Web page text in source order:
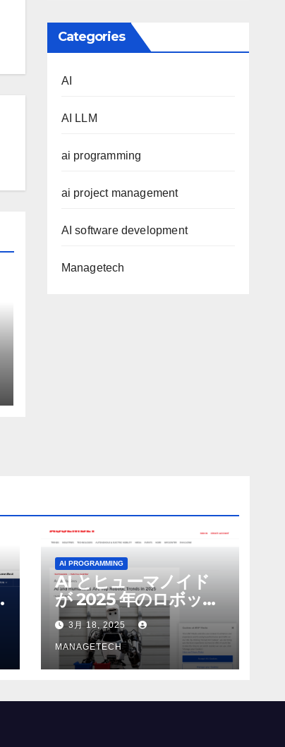
Categories
AI
AI LLM
ai programming
ai project management
AI software development
Managetech
AI PROGRAMMING
AI とヒューマノイド
が 2025 年のロボット
のトップトレンドに |
ASSEMBLY
3月 18, 2025
MANAGETECH